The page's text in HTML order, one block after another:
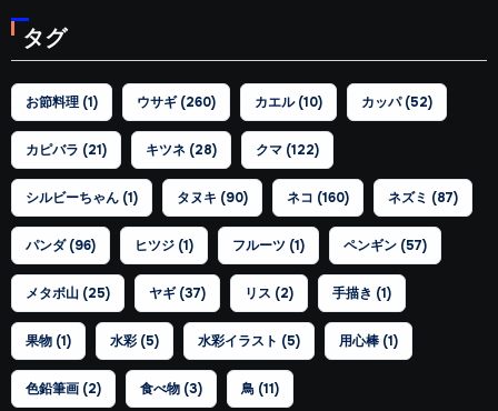
リ
ー
タグ
お節料理(1) ウサギ(260) カエル(10) カッパ(52)
カピバラ (21) キツネ(28) クマ(122)
シルビーちゃん(1) タヌキ (90) ネコ (160) ネズミ (87)
パンダ(96) ヒツジ(1) フルーツ(1) ペンギン(57)
メタボ山(25) ヤギ(37) リス (2) 手描き (1)
果物(1) 水彩(5) 水彩イラスト (5) 用心棒(1)
色鉛筆画(2) 食べ物(3) 鳥(11)